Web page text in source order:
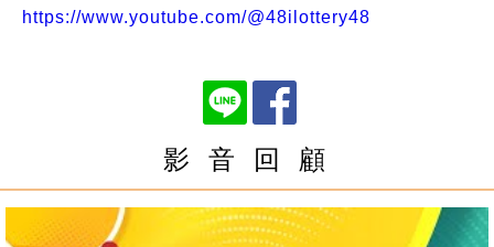
https://www.youtube.com/@48ilottery48
影 音 回 顧